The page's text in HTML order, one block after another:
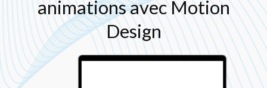
animations avec Motion
Design